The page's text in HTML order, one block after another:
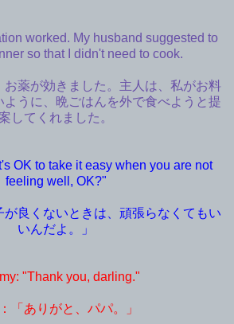
worked. My husband suggested to
so that I didn't need to cook.
お薬が効きました。主人は、私がお料
うに、晩ごはんを外で食べようと提
案してくれました。
OK to take it easy when you are not
feeling well, OK?"
良くないときは、頑張らなくてもい
いんだよ 。」
"Thank you, darling."
「ありがと、パパ。」